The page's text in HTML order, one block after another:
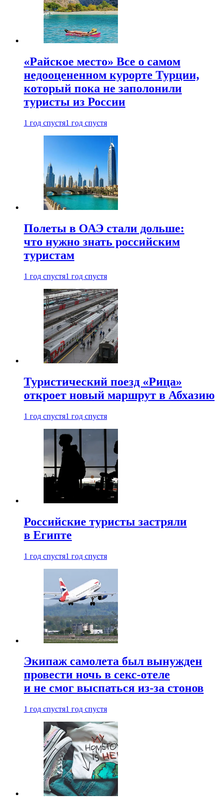
«Райское место» Все о самом
недооцененном курорте Турции,
который пока не заполонили
туристы из России
1 год спустя1 год спустя
Полеты в ОАЭ стали дольше:
что нужно знать российским
туристам
1 год спустя1 год спустя
Туристический поезд «Рица»
откроет новый маршрут в Абхазию
1 год спустя1 год спустя
Российские туристы застряли
в Египте
1 год спустя1 год спустя
Экипаж самолета был вынужден
провести ночь в секс-отеле
и не смог выспаться из-за стонов
1 год спустя1 год спустя